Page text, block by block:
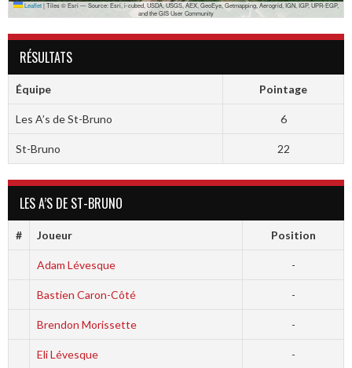
Leaflet|Tiles © Esri — Source: Esri, i-cubed, USDA, USGS, AEX, GeoEye, Getmapping, Aerogrid, IGN, IGP, UPR-EGP,
and the GIS User Community
RÉSULTATS
Équipe Pointage
Les A’s de St-Bruno 6
St-Bruno 22
LES A’S DE ST-BRUNO
# Joueur Position
Adam Lévesque -
Bastien Caron-Côté -
Brendon Morissette -
Eli Lévesque -